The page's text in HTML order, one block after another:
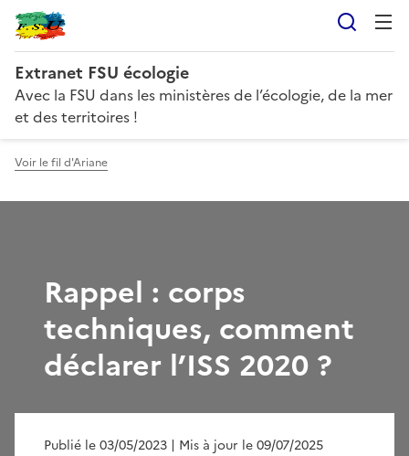
Extranet FSU écologie
Avec la FSU dans les ministères de l’écologie, de la mer
et des territoires !
Voir le fil d'Ariane
Rappel : corps
techniques, comment
déclarer l’ISS 2020 ?
Publié le 03/05/2023 | Mis à jour le 09/07/2025